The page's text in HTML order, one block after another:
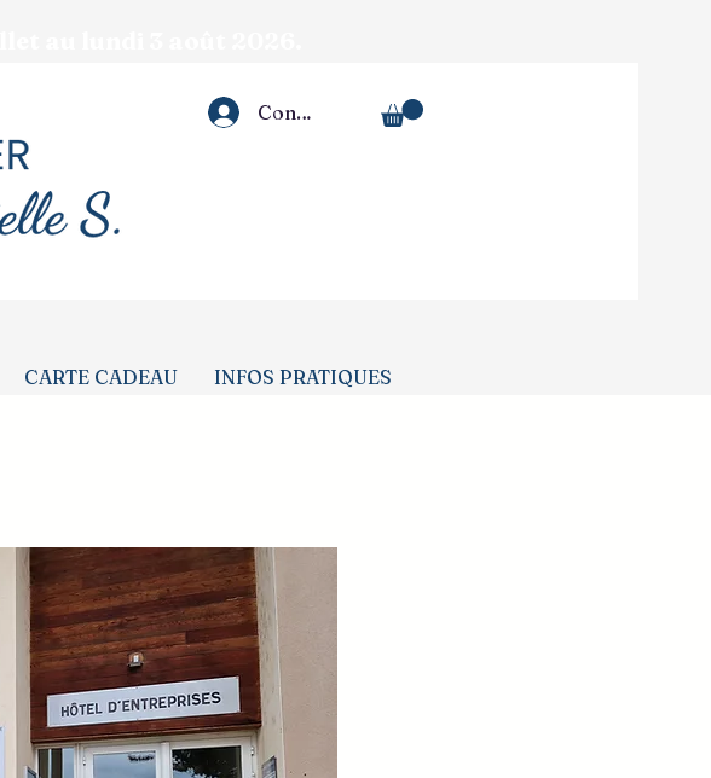
Connexion
CARTE CADEAU INFOS PRATIQUES